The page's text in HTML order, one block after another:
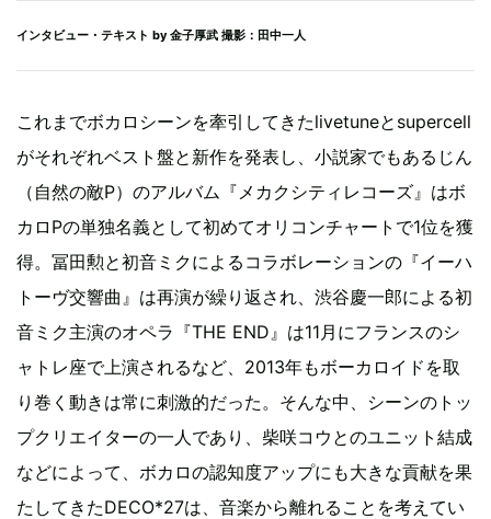
インタビュー・テキスト by 金子厚武 撮影：田中一人
これまでボカロシーンを牽引してきたlivetuneとsupercell
がそれぞれベスト盤と新作を発表し、小説家でもあるじん
（自然の敵P）のアルバム『メカクシティレコーズ』はボ
カロPの単独名義として初めてオリコンチャートで1位を獲
得。冨田勲と初音ミクによるコラボレーションの『イーハ
トーヴ交響曲』は再演が繰り返され、渋谷慶一郎による初
音ミク主演のオペラ『THE END』は11月にフランスのシ
ャトレ座で上演されるなど、2013年もボーカロイドを取
り巻く動きは常に刺激的だった。そんな中、シーンのトッ
プクリエイターの一人であり、柴咲コウとのユニット結成
などによって、ボカロの認知度アップにも大きな貢献を果
たしてきたDECO*27は、音楽から離れることを考えてい